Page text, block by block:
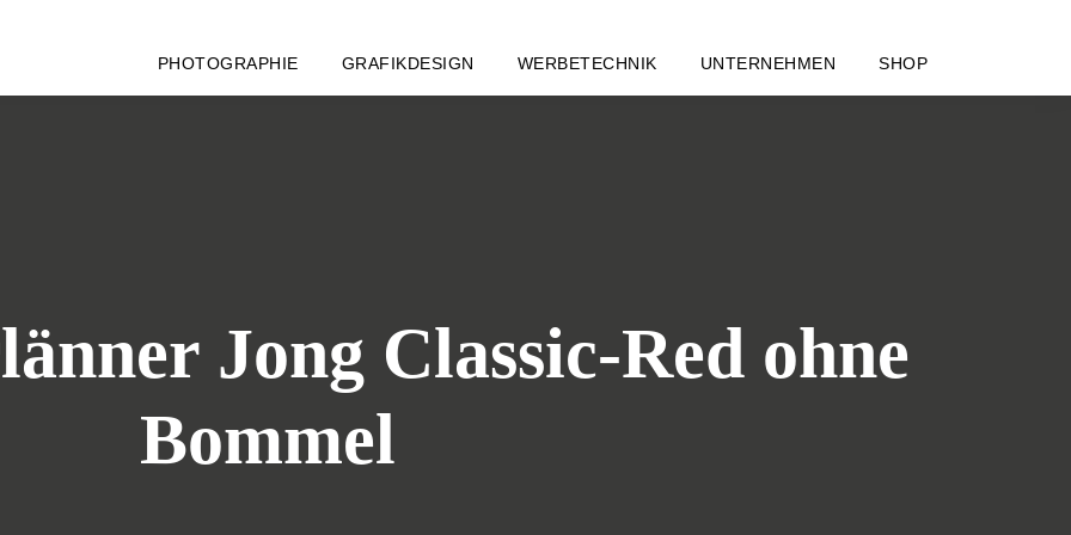
PHOTOGRAPHIE GRAFIKDESIGN WERBETECHNIK UNTERNEHMEN SHOP
Jong Classic-Red ohne
Bommel